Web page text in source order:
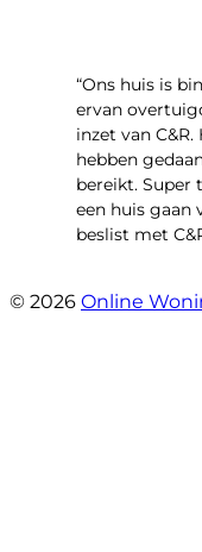
“Ons huis is
ervan
inzet van
hebben
bereikt. Super
een huis gaan
beslist met
© 2026 Online